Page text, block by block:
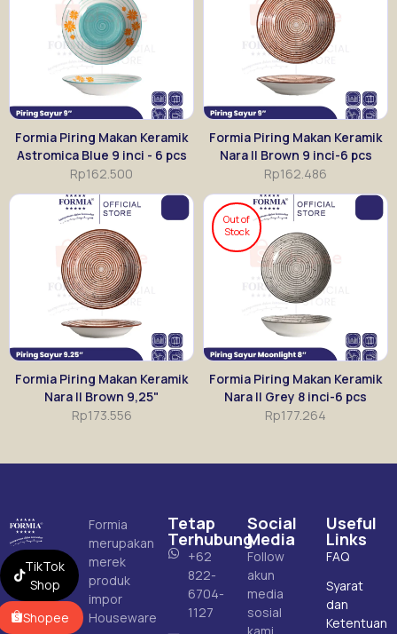
Formia Piring Makan Keramik
Astromica Blue 9 inci - 6 pcs
Rp162.500
Formia Piring Makan Keramik
Nara II Brown 9 inci-6 pcs
Rp162.486
Formia Piring Makan Keramik
Nara II Brown 9,25"
Rp173.556
Out of
Stock
Formia Piring Makan Keramik
Nara II Grey 8 inci-6 pcs
Rp177.264
TikTok
Shop
Shopee
Formia
merupakan
merek
produk
impor
Houseware
Tetap
Terhubung
+62
822-
6704-
1127
Social
Media
Follow
akun
media
sosial
Useful
Links
FAQ
Syarat
dan
Ketentuan